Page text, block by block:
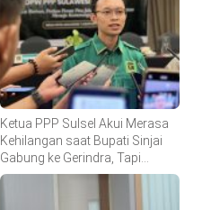
Ketua PPP Sulsel Akui Merasa
Kehilangan saat Bupati Sinjai
Gabung ke Gerindra, Tapi…